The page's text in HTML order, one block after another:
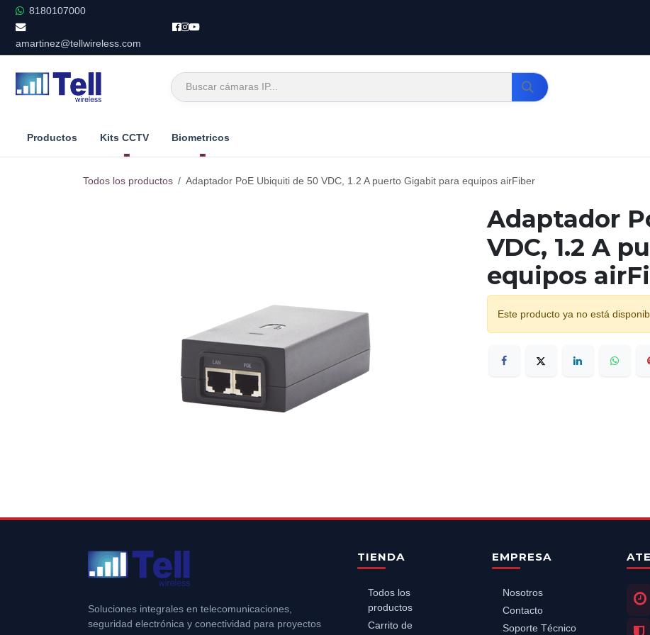
Ir al contenido
8180107000
amartinez@tellwireless.com
Productos Kits CCTV Biometricos
Todos los productos Adaptador PoE Ubiquiti de 50 VDC, 1.2 A puerto Gigabit para equipos airFiber
Adaptador
VDC, 1.2 A
equipos
Este producto ya no está
Soluciones integrales en telecomunicaciones,
seguridad electrónica y conectividad para proyectos
TIENDA
Todos los
productos
Carrito de
EMPRESA
Nosotros
Contacto
Soporte Técnico